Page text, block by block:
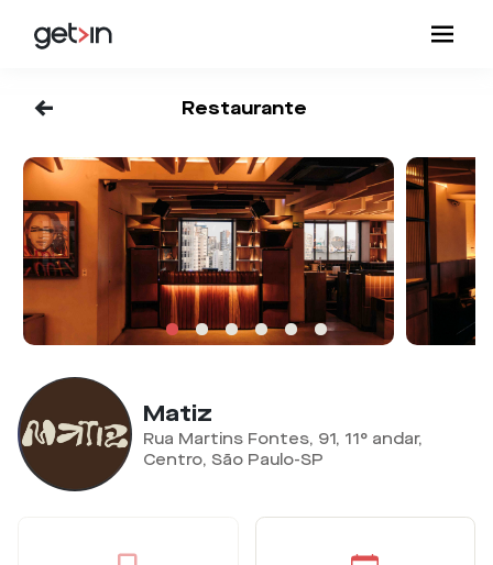
<- Restaurante
Matiz
Rua Martins Fontes, 91, 11° andar,
Centro, São Paulo-SP